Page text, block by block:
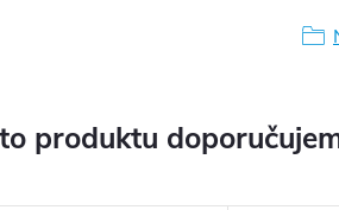
produktu